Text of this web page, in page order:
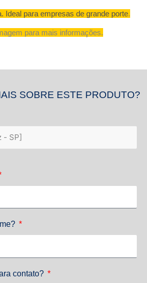
Ideal para empresas de grande porte.
para mais informações.
SOBRE ESTE PRODUTO?
contato?